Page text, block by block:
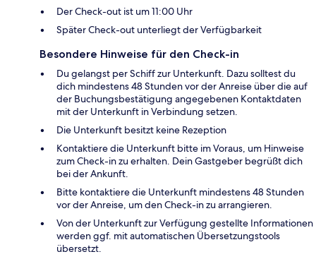
Der Check-out ist um 11:00 Uhr
Später Check-out unterliegt der Verfügbarkeit
Besondere Hinweise für den Check-in
Du gelangst per Schiff zur Unterkunft. Dazu solltest du
dich mindestens 48 Stunden vor der Anreise über die auf
der Buchungsbestätigung angegebenen Kontaktdaten
mit der Unterkunft in Verbindung setzen.
Die Unterkunft besitzt keine Rezeption
Kontaktiere die Unterkunft bitte im Voraus, um Hinweise
zum Check-in zu erhalten. Dein Gastgeber begrüßt dich
bei der Ankunft.
Bitte kontaktiere die Unterkunft mindestens 48 Stunden
vor der Anreise, um den Check-in zu arrangieren.
Von der Unterkunft zur Verfügung gestellte Informationen
werden ggf. mit automatischen Übersetzungstools
übersetzt.